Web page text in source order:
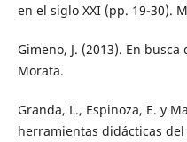
en el siglo XXI (pp. 19-30).
Gimeno, J. (2013). En
Morata.
Granda, L., Espinoza, E. y
herramientas didácticas